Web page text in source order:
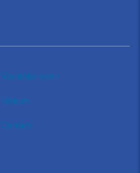
Mandatarissen
Nieuws
Contact